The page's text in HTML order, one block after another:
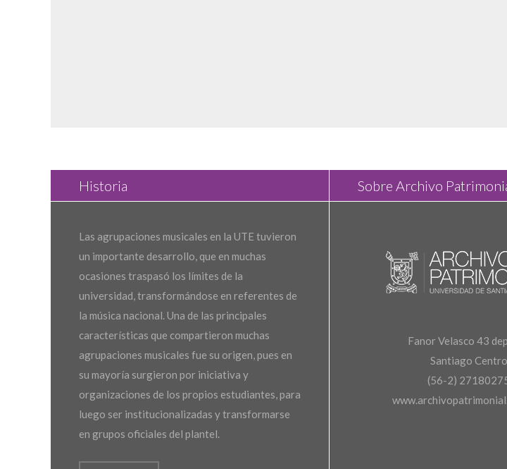
Historia
Las agrupaciones musicales en la UTE tuvieron
un importante desarrollo, que en muchas
ocasiones traspasó los límites de la
universidad, transformándose en referentes de
la música nacional. Una de las principales
características que compartieron muchas
agrupaciones musicales fue su origen, pues en
su mayoría surgieron por iniciativa y
organizaciones de los propios estudiantes, para
luego ser institucionalizadas y transformarse
en grupos oficiales del plantel.
Sobre Archivo
Fanor Velasco 43
Santiago Centro
(56-2)